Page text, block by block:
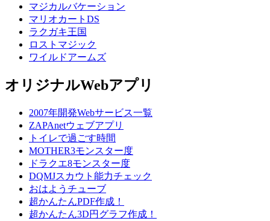
マジカルバケーション
マリオカートDS
ラクガキ王国
ロストマジック
ワイルドアームズ
オリジナルWebアプリ
2007年開発Webサービス一覧
ZAPAnetウェブアプリ
トイレで過ごす時間
MOTHER3モンスター度
ドラクエ8モンスター度
DQMJスカウト能力チェック
おはようチューブ
超かんたんPDF作成！
超かんたん3D円グラフ作成！